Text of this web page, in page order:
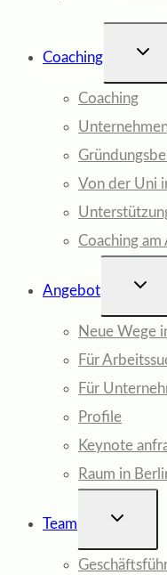
Coaching
Coaching
Von der Uni
Coaching
Angebot
Neue Wege
Für
Für
Profile
Keynote
Raum in
Team